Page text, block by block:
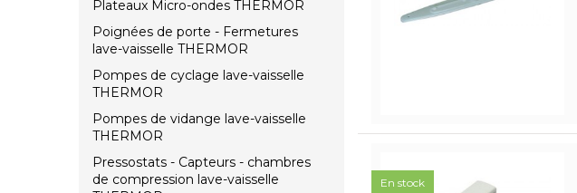
Plateaux Micro-ondes THERMOR
Poignées de porte - Fermetures
lave-vaisselle THERMOR
Pompes de cyclage lave-vaisselle
THERMOR
Pompes de vidange lave-vaisselle
THERMOR
Pressostats - Capteurs - chambres
de compression lave-vaisselle
En stock